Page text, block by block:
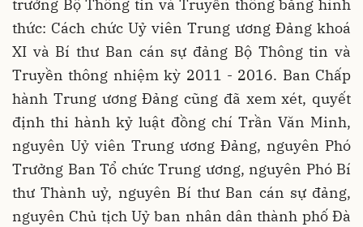
trưởng Bộ Thông tin và Truyền thông bằng hình
thức: Cách chức Uỷ viên Trung ương Đảng khoá
XI và Bí thư Ban cán sự đảng Bộ Thông tin và
Truyền thông nhiệm kỳ 2011 - 2016. Ban Chấp
hành Trung ương Đảng cũng đã xem xét, quyết
định thi hành kỷ luật đồng chí Trần Văn Minh,
nguyên Uỷ viên Trung ương Đảng, nguyên Phó
Trưởng Ban Tổ chức Trung ương, nguyên Phó Bí
thư Thành uỷ, nguyên Bí thư Ban cán sự đảng,
nguyên Chủ tịch Uỷ ban nhân dân thành phố Đà